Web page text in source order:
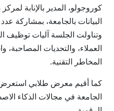
كوروجولو، المدير بالإنابة
البيانات بالجامعة، بمشاركة
وتناولت الجلسة آليات توظيف
العملاء، والتحديات
المخاطر التقنية.
كما أقيم معرض طلابي
الجامعة في مجالات الذكاء